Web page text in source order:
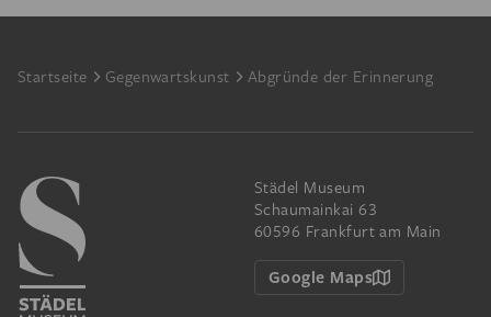
Footer
Startseite Gegenwartskunst Abgründe der Erinnerung
Städel Museum
Schaumainkai 63
60596 Frankfurt am Main
Google Maps